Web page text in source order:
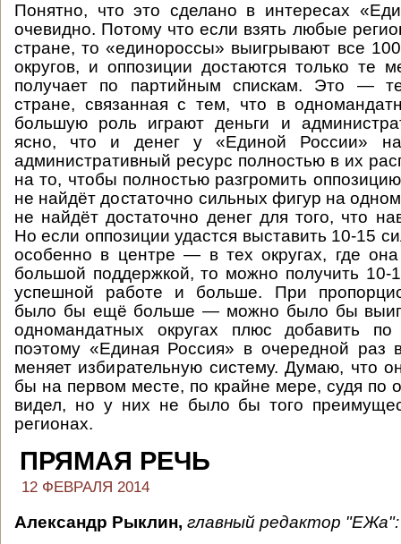
Понятно, что это сделано в интересах
очевидно. Потому что если взять любые
стране, то «единороссы» выигрывают все
округов, и оппозиции достаются только те
получает по партийным спискам. Это —
стране, связанная с тем, что в
большую роль играют деньги и
ясно, что и денег у «Единой России»
административный ресурс полностью в их
на то, чтобы полностью разгромить
не найдёт достаточно сильных фигур на
не найдёт достаточно денег для того, что
Но если оппозиции удастся выставить 10-15
особенно в центре — в тех округах, где она
большой поддержкой, то можно получить 10-
успешной работе и больше. При
было бы ещё больше — можно было бы
одномандатных округах плюс добавить
поэтому «Единая Россия» в очередной раз
меняет избирательную систему. Думаю, что
бы на первом месте, по крайне мере, судя по
видел, но у них не было бы того
регионах.
ПРЯМАЯ РЕЧЬ
12 ФЕВРАЛЯ 2014
Александр Рыклин, главный редактор "ЕЖа":